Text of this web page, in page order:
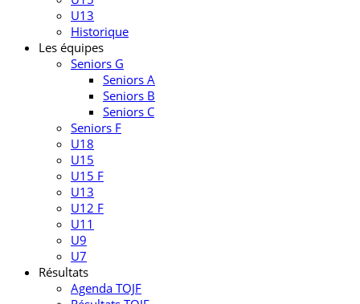
U13
Historique
Les équipes
Seniors G
Seniors A
Seniors B
Seniors C
Seniors F
U18
U15
U15 F
U13
U12 F
U11
U9
U7
Résultats
Agenda TOJF